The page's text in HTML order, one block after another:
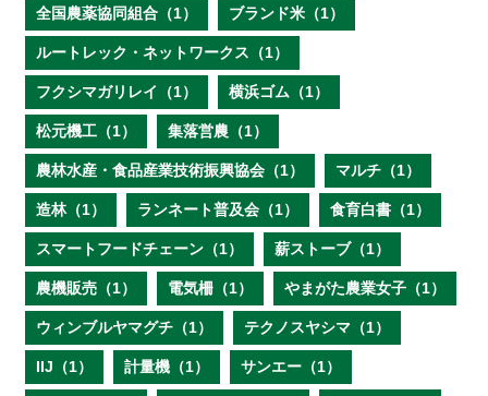
全国農薬協同組合（1） ブランド米（1）
ルートレック・ネットワークス（1）
フクシマガリレイ（1） 横浜ゴム（1）
松元機工（1） 集落営農（1）
農林水産・食品産業技術振興協会（1） マルチ（1）
造林（1） ランネート普及会（1） 食育白書（1）
スマートフードチェーン（1） 薪ストーブ（1）
農機販売（1） 電気柵（1） やまがた農業女子（1）
ウィンブルヤマグチ（1） テクノスヤシマ（1）
IIJ（1） 計量機（1） サンエー（1）